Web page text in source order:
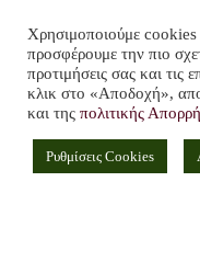
Χρησιμοποιούμε cookies
προσφέρουμε την πιο
προτιμήσεις σας και τις
κλικ στο «Αποδοχή»,
και της πολιτικής
Ρυθμίσεις Cookies